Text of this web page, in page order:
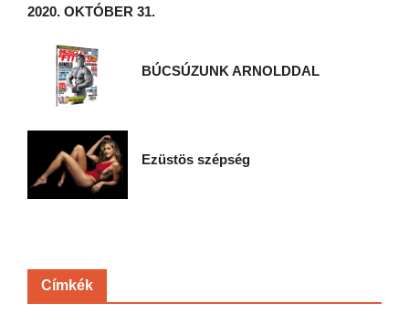
2020. OKTÓBER 31.
BÚCSÚZUNK ARNOLDDAL
Ezüstös szépség
Címkék